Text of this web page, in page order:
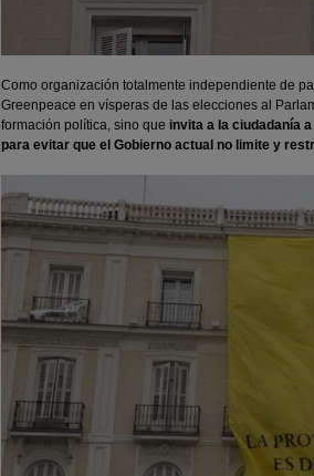
Como organización totalmente independiente de
Greenpeace en vísperas de las elecciones al
formación política, sino que invita a la ciudadanía
para evitar que el Gobierno actual no limite y